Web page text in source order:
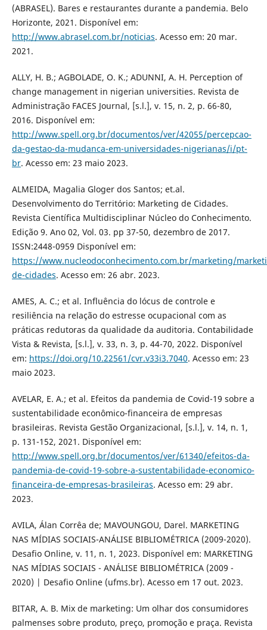
(ABRASEL). Bares e restaurantes durante a pandemia. Belo
Horizonte, 2021. Disponível em:
http://www.abrasel.com.br/noticias. Acesso em: 20 mar.
2021.
ALLY, H. B.; AGBOLADE, O. K.; ADUNNI, A. H. Perception of
change management in nigerian universities. Revista de
Administração FACES Journal, [s.l.], v. 15, n. 2, p. 66-80,
2016. Disponível em:
http://www.spell.org.br/documentos/ver/42055/percepcao-
da-gestao-da-mudanca-em-universidades-nigerianas/i/pt-
br. Acesso em: 23 maio 2023.
ALMEIDA, Magalia Gloger dos Santos; et.al.
Desenvolvimento do Território: Marketing de Cidades.
Revista Científica Multidisciplinar Núcleo do Conhecimento.
Edição 9. Ano 02, Vol. 03. pp 37-50, dezembro de 2017.
ISSN:2448-0959 Disponível em:
https://www.nucleodoconhecimento.com.br/marketing/
de-cidades. Acesso em: 26 abr. 2023.
AMES, A. C.; et al. Influência do lócus de controle e
resiliência na relação do estresse ocupacional com as
práticas redutoras da qualidade da auditoria. Contabilidade
Vista & Revista, [s.l.], v. 33, n. 3, p. 44-70, 2022. Disponível
em: https://doi.org/10.22561/cvr.v33i3.7040. Acesso em: 23
maio 2023.
AVELAR, E. A.; et al. Efeitos da pandemia de Covid-19 sobre a
sustentabilidade econômico-financeira de empresas
brasileiras. Revista Gestão Organizacional, [s.l.], v. 14, n. 1,
p. 131-152, 2021. Disponível em:
http://www.spell.org.br/documentos/ver/61340/efeitos-da-
pandemia-de-covid-19-sobre-a-sustentabilidade-economico-
financeira-de-empresas-brasileiras. Acesso em: 29 abr.
2023.
AVILA, Álan Corrêa de; MAVOUNGOU, Darel. MARKETING
NAS MÍDIAS SOCIAIS-ANÁLISE BIBLIOMÉTRICA (2009-2020).
Desafio Online, v. 11, n. 1, 2023. Disponível em: MARKETING
NAS MÍDIAS SOCIAIS - ANÁLISE BIBLIOMÉTRICA (2009 -
2020) | Desafio Online (ufms.br). Acesso em 17 out. 2023.
BITAR, A. B. Mix de marketing: Um olhar dos consumidores
palmenses sobre produto, preço, promoção e praça. Revista